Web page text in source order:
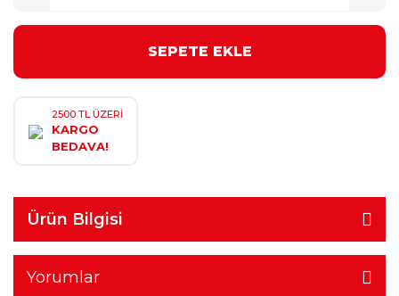
SEPETE EKLE
2500 TL ÜZERİ
KARGO
BEDAVA!
Ürün Bilgisi
Yorumlar